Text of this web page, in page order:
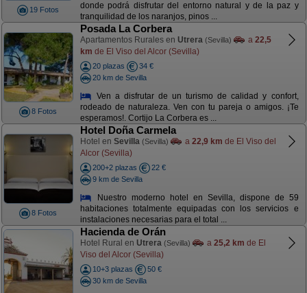
19 Fotos
donde podrá disfrutar del entorno natural y de la paz y
tranquilidad de los naranjos, pinos ...
8 Fotos
Posada La Corbera
Apartamentos Rurales en Utrera (Sevilla) a 22,5
km de El Viso del Alcor (Sevilla)
20 plazas
34 €
20 km de Sevilla
Ven a disfrutar de un turismo de calidad y confort,
rodeado de naturaleza. Ven con tu pareja o amigos. ¡Te
esperamos!. Cortijo La Corbera es ...
8 Fotos
Hotel Doña Carmela
Hotel en Sevilla (Sevilla) a 22,9 km de El Viso del
Alcor (Sevilla)
200+2 plazas
22 €
9 km de Sevilla
Nuestro moderno hotel en Sevilla, dispone de 59
habitaciones totalmente equipadas con los servicios e
instalaciones necesarias para el total ...
Hacienda de Orán
Hotel Rural en Utrera (Sevilla) a 25,2 km de El
Viso del Alcor (Sevilla)
10+3 plazas
50 €
30 km de Sevilla